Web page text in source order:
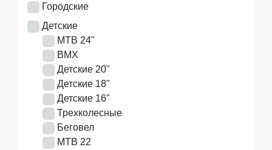
Мототехника
Городские
Детские
MTB 24"
BMX
Детские 20"
Детские 18"
Детские 16"
Трехколесные
Беговел
MTB 22